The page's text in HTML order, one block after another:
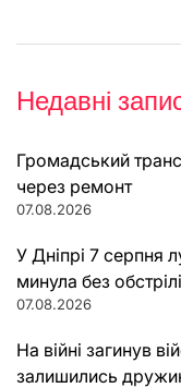
Недавні
Громадський
через ремонт
07.08.2026
У Дніпрі 7 серпня
минула без
07.08.2026
На війні загинув
залишились